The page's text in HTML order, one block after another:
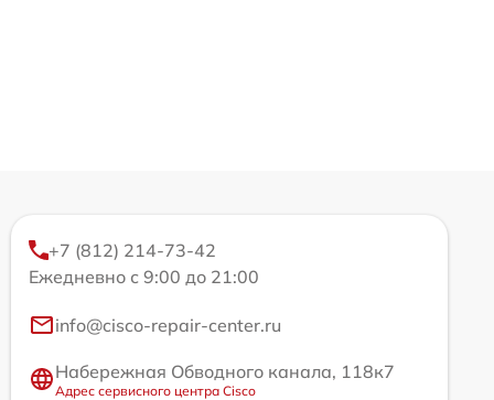
+7 (812) 214-73-42
Ежедневно с 9:00 до 21:00
info@cisco-repair-center.ru
Набережная Обводного канала, 118к7
Адрес сервисного центра Cisco